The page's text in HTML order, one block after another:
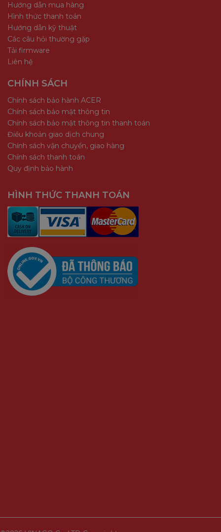
Hướng dẫn mua hàng
Hình thức thanh toán
Hướng dẫn kỹ thuật
Các câu hỏi thường gặp
Tải firmware
Liên hệ
CHÍNH SÁCH
Chính sách bảo hành ACER
Chính sách bảo mật thông tin
Chính sách bảo mật thông tin thanh toán
Điều khoản giao dịch chung
Chính sách vận chuyển, giao hàng
Chính sách thanh toán
Quy định bảo hành
HÌNH THỨC THANH TOÁN